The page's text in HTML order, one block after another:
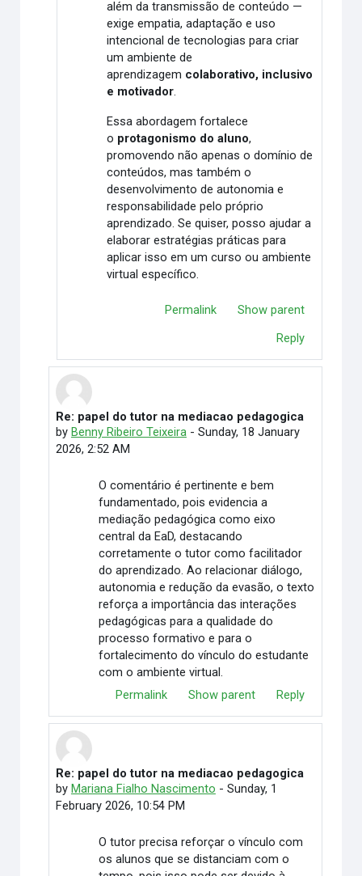
além da transmissão de conteúdo —
exige empatia, adaptação e uso
intencional de tecnologias para criar
um ambiente de
aprendizagem colaborativo, inclusivo
e motivador.
Essa abordagem fortalece
o protagonismo do aluno,
promovendo não apenas o domínio de
conteúdos, mas também o
desenvolvimento de autonomia e
responsabilidade pelo próprio
aprendizado. Se quiser, posso ajudar a
elaborar estratégias práticas para
aplicar isso em um curso ou ambiente
virtual específico.
Permalink
Show parent
Reply
In reply to Elimar Martino
Re: papel do tutor na mediacao pedagogica
by Benny Ribeiro Teixeira- Sunday, 18 January
2026, 2:52 AM
O comentário é pertinente e bem
fundamentado, pois evidencia a
mediação pedagógica como eixo
central da EaD, destacando
corretamente o tutor como facilitador
do aprendizado. Ao relacionar diálogo,
autonomia e redução da evasão, o texto
reforça a importância das interações
pedagógicas para a qualidade do
processo formativo e para o
fortalecimento do vínculo do estudante
com o ambiente virtual.
Permalink
Show parent Reply
In reply to Elimar Martino
Re: papel do tutor na mediacao pedagogica
by Mariana Fialho Nascimento - Sunday, 1
February 2026, 10:54 PM
O tutor precisa reforçar o vínculo com
os alunos que se distanciam com o